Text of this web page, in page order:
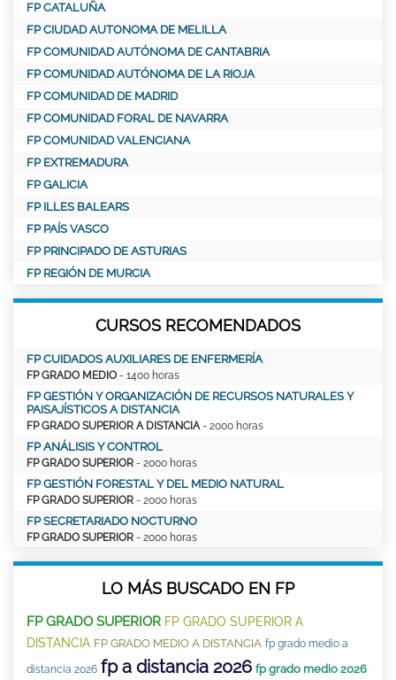
FP CATALUÑA
FP CIUDAD AUTONOMA DE MELILLA
FP COMUNIDAD AUTÓNOMA DE CANTABRIA
FP COMUNIDAD AUTÓNOMA DE LA RIOJA
FP COMUNIDAD DE MADRID
FP COMUNIDAD FORAL DE NAVARRA
FP COMUNIDAD VALENCIANA
FP EXTREMADURA
FP GALICIA
FP ILLES BALEARS
FP PAÍS VASCO
FP PRINCIPADO DE ASTURIAS
FP REGIÓN DE MURCIA
CURSOS RECOMENDADOS
FP CUIDADOS AUXILIARES DE ENFERMERÍA
FP GRADO MEDIO - 1400 horas
FP GESTIÓN Y ORGANIZACIÓN DE RECURSOS NATURALES Y
PAISAJÍSTICOS A DISTANCIA
FP GRADO SUPERIOR A DISTANCIA- 2000 horas
FP ANÁLISIS Y CONTROL
FP GRADO SUPERIOR - 2000 horas
FP GESTIÓN FORESTAL Y DEL MEDIO NATURAL
FP GRADO SUPERIOR - 2000 horas
FP SECRETARIADO NOCTURNO
FP GRADO SUPERIOR - 2000 horas
LO MÁS BUSCADO EN FP
FP GRADO SUPERIOR FP GRADO SUPERIOR A
DISTANCIA FP GRADO MEDIO A DISTANCIA fp grado medio a
distancia 2026 fp a distancia 2026 fp grado medio 2026